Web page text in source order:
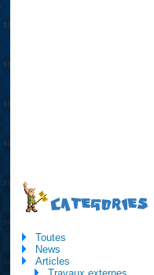
CATEGORIES
Toutes
News
Articles